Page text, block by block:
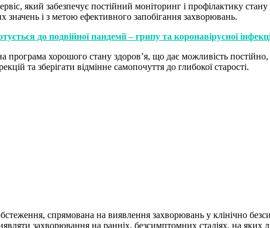
який забезпечує постійний моніторинг і профілактику
значень і з метою ефективного запобігання захворювань.
до подвійної пандемії – грипу та коронавірусної
програма хорошого стану здоров’я, що дає можливість
та зберігати відмінне самопочуття до глибокої старості.
спрямована на виявлення захворювань у клінічно
захворювання на ранніх, безсимптомних стадіях, на яких